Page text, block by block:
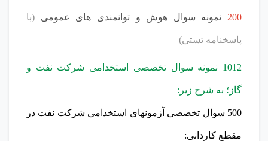
200 نمونه سوال هوش و توانمندی های عمومی (با
پاسخنامه تستی)
1012 نمونه سوال تخصصی استخدامی شرکت نفت و
گاز؛ به شرح زیر:
500 سوال تخصصی آزمونهای استخدامی شرکت نفت در
مقطع کاردانی: